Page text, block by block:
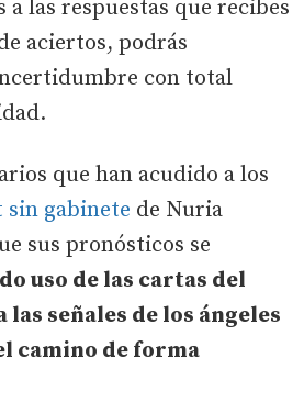
las respuestas que recibes
aciertos, podrás
con total
que han acudido a los
sin gabinete de Nuria
sus pronósticos se
uso de las cartas del
señales de los ángeles
camino de forma